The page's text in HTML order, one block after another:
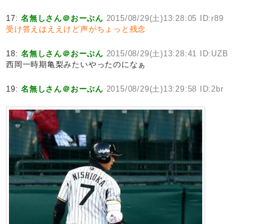
17:名無しさん＠おーぷん 2015/08/29(土)13:28:05 ID:r89
受け答えはええけど声がちょっと残念
18:名無しさん＠おーぷん 2015/08/29(土)13:28:41 ID:UZB
西岡一時期亀梨みたいやったのになぁ
19:名無しさん＠おーぷん 2015/08/29(土)13:29:58 ID:2br